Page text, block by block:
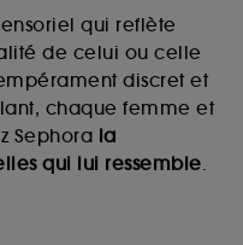
qui reflète
de celui ou celle
discret et
chaque femme et
Sephora la
qui lui ressemble.